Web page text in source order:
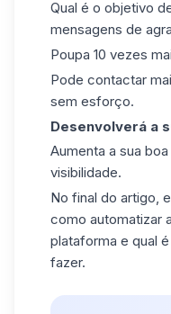
Qual é o objetivo
mensagens de
Poupa 10 vezes
Pode contactar
sem esforço.
Desenvolverá a
Aumenta a sua
visibilidade.
No final do artigo,
como automatizar
plataforma e qual
fazer.